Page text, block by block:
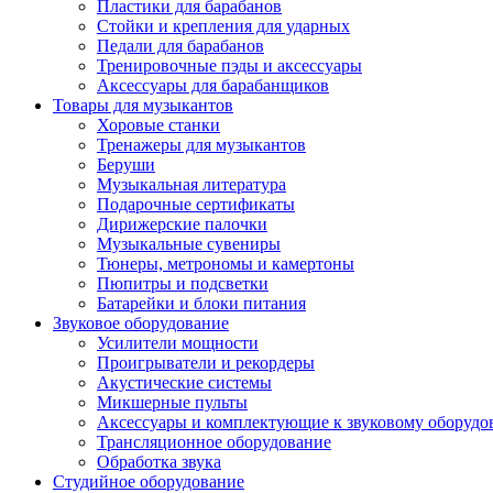
Пластики для барабанов
Стойки и крепления для ударных
Педали для барабанов
Тренировочные пэды и аксессуары
Аксессуары для барабанщиков
Товары для музыкантов
Хоровые станки
Тренажеры для музыкантов
Беруши
Музыкальная литература
Подарочные сертификаты
Дирижерские палочки
Музыкальные сувениры
Тюнеры, метрономы и камертоны
Пюпитры и подсветки
Батарейки и блоки питания
Звуковое оборудование
Усилители мощности
Проигрыватели и рекордеры
Акустические системы
Микшерные пульты
Аксессуары и комплектующие к звуковому
Трансляционное оборудование
Обработка звука
Студийное оборудование